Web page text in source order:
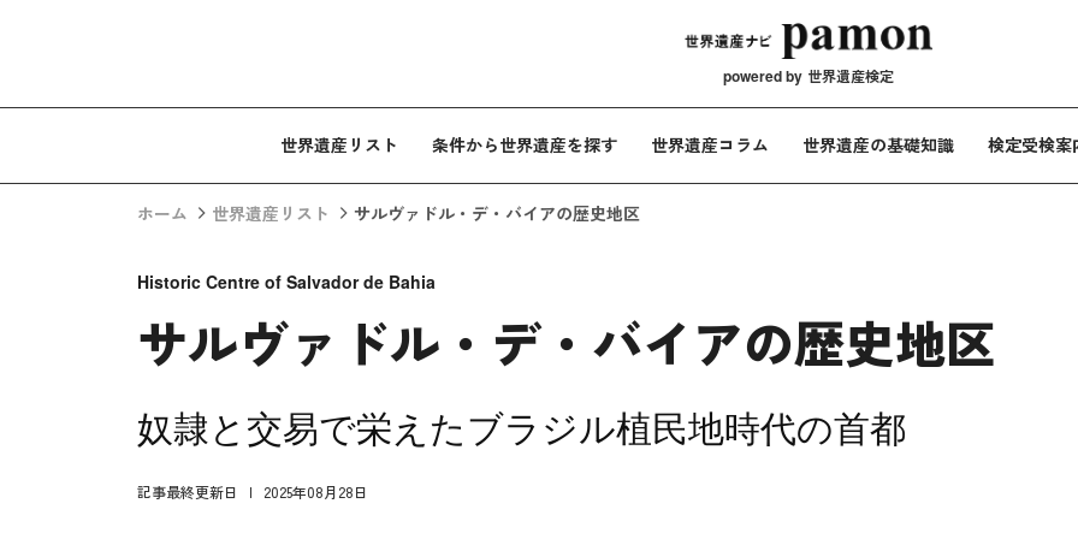
メインナビゲ
powered by 世界遺産検定
世界遺産リスト 条件から世界遺産を探す 世界遺産コラム 世界遺産の基礎知識 検定受検案
ホーム 世界遺産リスト サルヴァドル・デ・バイアの歴史地区
Historic Centre of Salvador de Bahia
サルヴァドル・デ・バイアの歴史地区
奴隷と交易で栄えたブラジル植民地時代の首都
記事最終更新日 2025年08月28日